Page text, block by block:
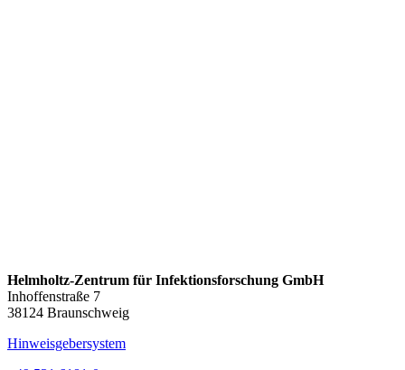
Helmholtz-Zentrum für Infektionsforschung GmbH
Inhoffenstraße 7
38124 Braunschweig
Hinweisgebersystem